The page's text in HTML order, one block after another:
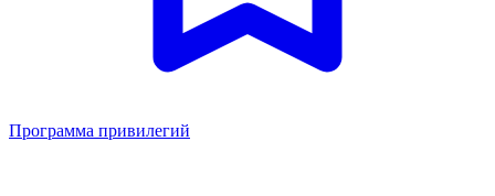
Программа привилегий